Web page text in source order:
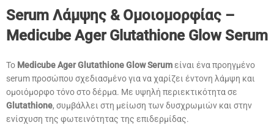
Serum Λάμψης & Ομοιομορφίας –
Medicube Ager Glutathione Glow Serum
Το Medicube Ager Glutathione Glow Serumείναι ένα προηγμένο
serum προσώπου σχεδιασμένο για να χαρίζει έντονη λάμψη και
ομοιόμορφο τόνο στο δέρμα. Με υψηλή περιεκτικότητα σε
Glutathione, συμβάλλει στη μείωση των δυσχρωμιών και στην
ενίσχυση της φωτεινότητας της επιδερμίδας.